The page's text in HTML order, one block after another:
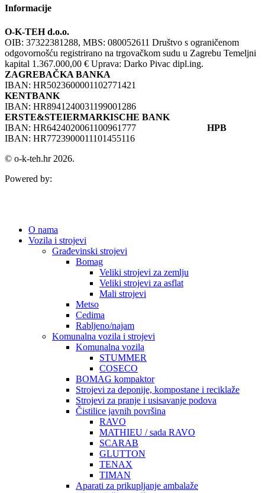
Informacije
O-K-TEH d.o.o.
OIB: 37322381288, MBS: 080052611 Društvo s ograničenom
odgovornošću registrirano na trgovačkom sudu u Zagrebu Temeljni
kapital 1.367.000,00 € Uprava: Darko Pivac dipl.ing.
ZAGREBAČKA BANKA
IBAN: HR5023600001102771421
KENTBANK
IBAN: HR8941240031199001286
ERSTE&STEIERMARKISCHE BANK
IBAN: HR6424020061100961777 HPB
IBAN: HR7723900011101455116
© o-k-teh.hr 2026.
Powered by:
O nama
Vozila i strojevi
Građevinski strojevi
Bomag
Veliki strojevi za zemlju
Veliki strojevi za asflat
Mali strojevi
Metso
Cedima
Rabljeno/najam
Komunalna vozila i strojevi
Komunalna vozila
STUMMER
COSECO
BOMAG kompaktor
Strojevi za deponije, kompostane i reciklaže
Strojevi za pranje i usisavanje podova
Čistilice javnih površina
RAVO
MATHIEU / sada RAVO
SCARAB
GLUTTON
TENAX
TIMAN
Aparati za prikupljanje ambalaže